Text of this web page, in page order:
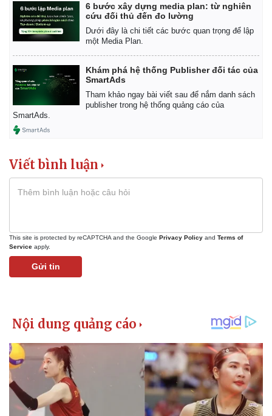
Kinh tế
Bất động sản
Khởi nghiệp
Giá vàng
Tiêu dùng
6 bước xây dựng media plan: từ nghiên
cứu đối thủ đến đo lường
Dưới đây là chi tiết các bước quan trọng để lập
một Media Plan.
Khám phá hệ thống Publisher đối tác của
SmartAds
Tham khảo ngay bài viết sau để nắm danh sách
publisher trong hệ thống quảng cáo của
SmartAds.
Viết bình luận
This site is protected by reCAPTCHA and the Google Privacy Policy and Terms of
Service apply.
Gửi tin